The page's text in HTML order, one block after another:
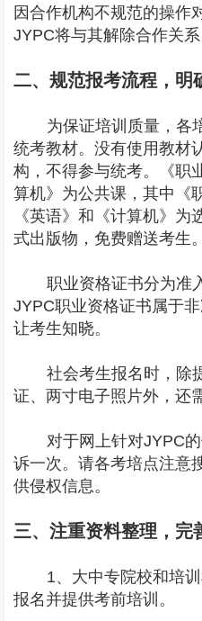
因合作机构不规范的操作
JYPC将与其解除合作关系
二、规范报考流程，明
为保证培训质量，各
统考教材。没有使用教材
构，不得参与统考。《职
算机》为公共课，其中《
《英语》和《计算机》
式出版物，免费赠送考生。
职业资格证书分为准
JYPC职业资格证书属于
让考生知晓。
社会考生报名时，除
证、两寸电子照片外，还
对于网上针对JYPC
诉一次。请各考培点注意
供侵权信息。
三、注重资料整理，完
1、大中专院校和培
报名并提供考前培训。